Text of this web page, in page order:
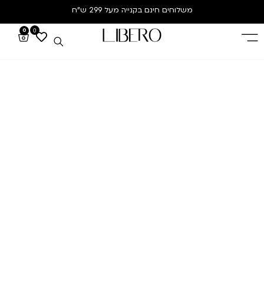
משלוחים חינם בקנייה מעל 299 ש”ח
0
0